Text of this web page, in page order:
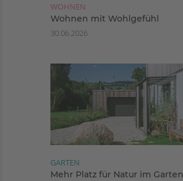
WOHNEN
Wohnen mit Wohlgefühl
30.06.2026
GARTEN
Mehr Platz für Natur im Garten